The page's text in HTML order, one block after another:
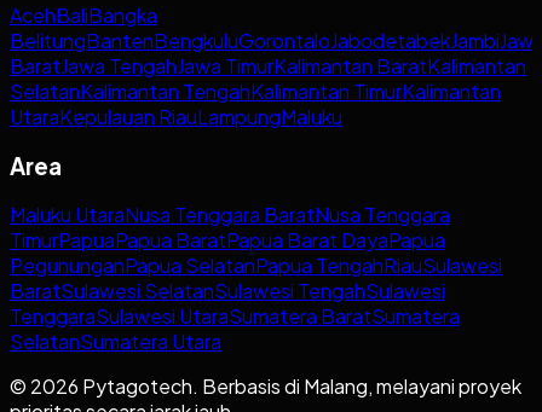
AcehBaliBangka
BelitungBantenBengkuluGorontaloJabodetabekJambi
BaratJawa TengahJawa TimurKalimantan BaratKalimantan
SelatanKalimantan TengahKalimantan TimurKalimantan
UtaraKepulauan RiauLampungMaluku
Area
Maluku UtaraNusa Tenggara BaratNusa Tenggara
TimurPapuaPapua BaratPapua Barat DayaPapua
PegununganPapua SelatanPapua TengahRiauSulawesi
BaratSulawesi SelatanSulawesi TengahSulawesi
TenggaraSulawesi UtaraSumatera BaratSumatera
SelatanSumatera Utara
© 2026 Pytagotech. Berbasis di Malang, melayani proyek